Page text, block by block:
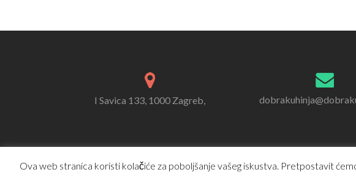
I Savica 133, 1000 Zagreb,
Ova web stranica koristi kolačiće za poboljšanje vašeg iskustva. Pretpostavit